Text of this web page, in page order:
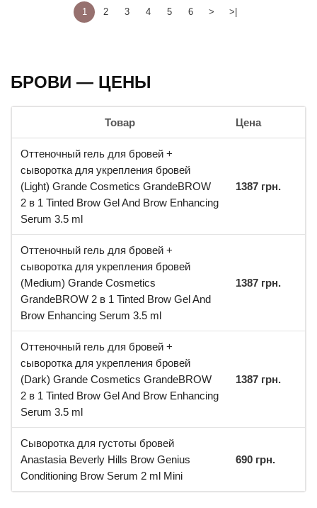
1 2 3 4 5 6 > >|
БРОВИ — ЦЕНЫ
Товар Цена
Оттеночный гель для бровей +
сыворотка для укрепления бровей
(Light) Grande Cosmetics GrandeBROW
2 в 1 Tinted Brow Gel And Brow Enhancing
Serum 3.5 ml
1387 грн.
Оттеночный гель для бровей +
сыворотка для укрепления бровей
(Medium) Grande Cosmetics
GrandeBROW 2 в 1 Tinted Brow Gel And
Brow Enhancing Serum 3.5 ml
1387 грн.
Оттеночный гель для бровей +
сыворотка для укрепления бровей
(Dark) Grande Cosmetics GrandeBROW
2 в 1 Tinted Brow Gel And Brow Enhancing
Serum 3.5 ml
1387 грн.
Сыворотка для густоты бровей
Anastasia Beverly Hills Brow Genius
Conditioning Brow Serum 2 ml Mini
690 грн.